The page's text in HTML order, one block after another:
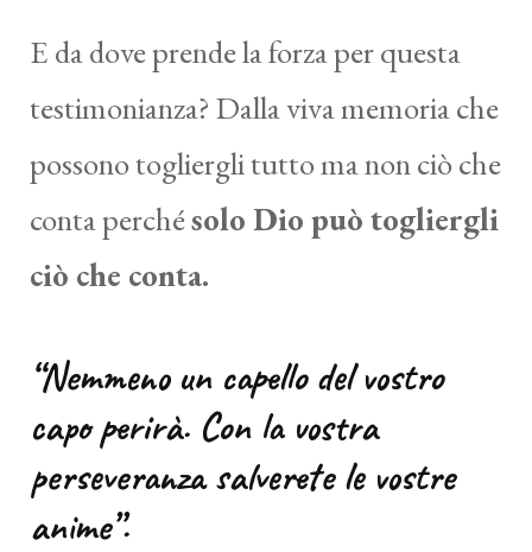
E da dove prende la forza per questa
testimonianza? Dalla viva memoria che
possono togliergli tutto ma non ciò che
conta perchésolo Dio può togliergli
ciò che conta.
“Nemmeno un capello del vostro
capo perirà. Con la vostra
perseveranza salverete le vostre
anime”.